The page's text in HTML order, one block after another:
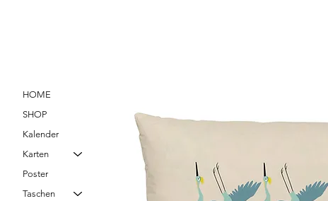
HOME
SHOP
Kalender
Karten
Poster
Taschen